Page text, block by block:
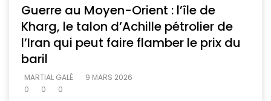
Guerre au Moyen-Orient : l’île de
Kharg, le talon d’Achille pétrolier de
l’Iran qui peut faire flamber le prix du
baril
MARTIAL GALÉ
9 MARS 2026
0
0 0